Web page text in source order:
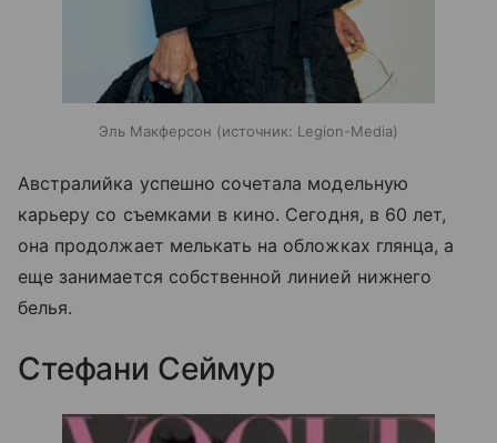
Эль Макферсон источник: Legion-Media
Австралийка успешно сочетала модельную
карьеру со съемками в кино. Сегодня, в 60 лет,
она продолжает мелькать на обложках глянца, а
еще занимается собственной линией нижнего
белья.
Стефани Сеймур